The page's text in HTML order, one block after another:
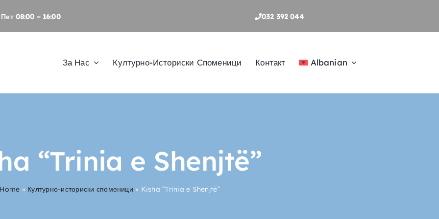
08:00 – 16:00 032 392 044
За Нас Културно-Историски Споменици Контакт Albanian
“Trinia e Shenjtë”
Home » Културно-историски споменици » Kisha “Trinia e Shenjtë”